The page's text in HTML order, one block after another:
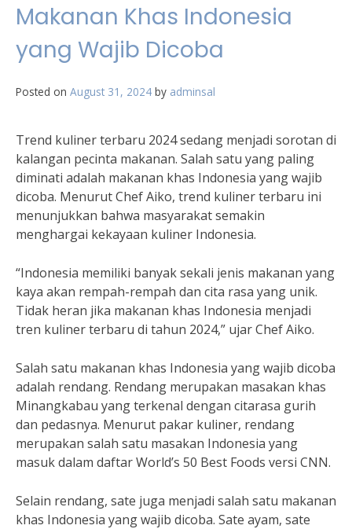
Makanan Khas Indonesia
yang Wajib Dicoba
Posted on August 31, 2024 by adminsal
Trend kuliner terbaru 2024 sedang menjadi sorotan di
kalangan pecinta makanan. Salah satu yang paling
diminati adalah makanan khas Indonesia yang wajib
dicoba. Menurut Chef Aiko, trend kuliner terbaru ini
menunjukkan bahwa masyarakat semakin
menghargai kekayaan kuliner Indonesia.
“Indonesia memiliki banyak sekali jenis makanan yang
kaya akan rempah-rempah dan cita rasa yang unik.
Tidak heran jika makanan khas Indonesia menjadi
tren kuliner terbaru di tahun 2024,” ujar Chef Aiko.
Salah satu makanan khas Indonesia yang wajib dicoba
adalah rendang. Rendang merupakan masakan khas
Minangkabau yang terkenal dengan citarasa gurih
dan pedasnya. Menurut pakar kuliner, rendang
merupakan salah satu masakan Indonesia yang
masuk dalam daftar World’s 50 Best Foods versi CNN.
Selain rendang, sate juga menjadi salah satu makanan
khas Indonesia yang wajib dicoba. Sate ayam, sate